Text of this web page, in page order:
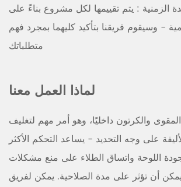
الزمنية : يتم تقييمها لكل مشروع بناءً على
- وسيقوم فريقنا بتأكيد كليهما بمجرد فهم
متطلباتك
لماذا العمل معنا
والكرتون داخليًا، وهو أمر مهم لتغليف
على وجه التحديد - يساعد التحكم الأكثر
اللوحة واتساق الطلاء على منع مشكلات
أن تؤثر على مدة الصلاحية. يمكن لفريق